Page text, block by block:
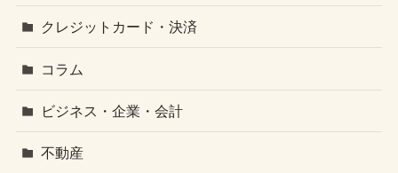
クレジットカード・決済
コラム
ビジネス・企業・会計
不動産